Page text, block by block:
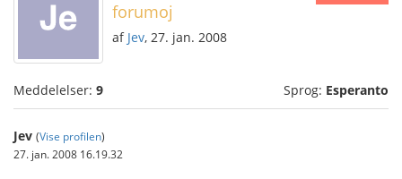
forumoj
af Jev, 27. jan. 2008
Meddelelser: 9 Sprog: Esperanto
Jev (Vise profilen)
27. jan. 2008 16.19.32